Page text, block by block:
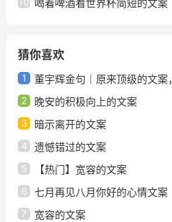
喝着啤酒看世界杯简短的文案
猜你喜欢
1
董宇辉金句｜原来顶级的文案
略人间的美好
2 晚安的积极向上的文案
3 暗示离开的文案
4 遗憾错过的文案
5 【热门】宽容的文案
6
七月再见八月你好的心情文
句）
7 宽容的文案